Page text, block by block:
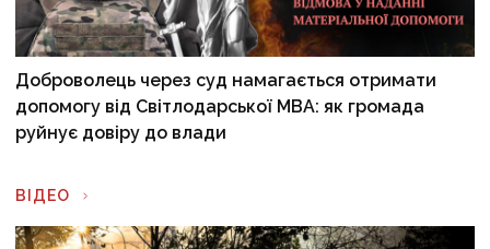
Доброволець через суд намагається отримати
допомогу від Світлодарської МВА: як громада
руйнує довіру до влади
ВІДЕО